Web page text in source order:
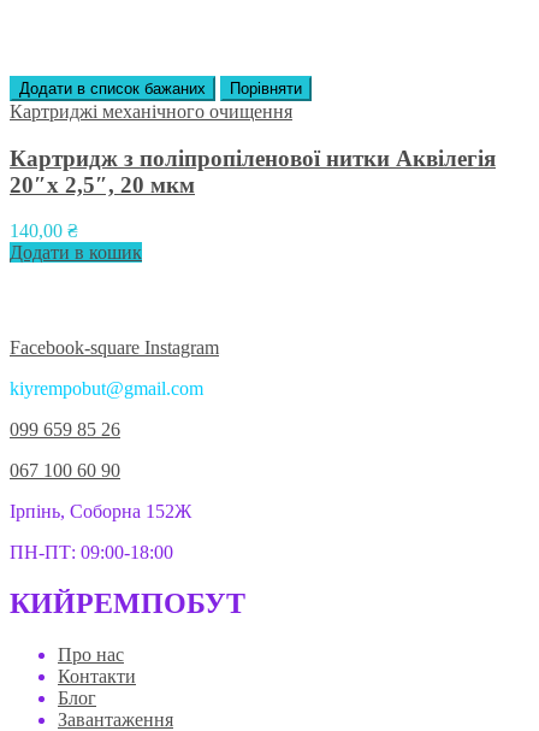
Додати в список бажаних Порівняти
Картриджі механічного очищення
Картридж з поліпропіленової нитки Аквілегія
20″х 2,5″, 20 мкм
140,00 ₴
Додати в кошик
Facebook-square Instagram
kiyrempobut@gmail.com
099 659 85 26
067 100 60 90
Ірпінь, Соборна 152Ж
ПН-ПТ: 09:00-18:00
КИЙРЕМПОБУТ
Про нас
Контакти
Блог
Завантаження